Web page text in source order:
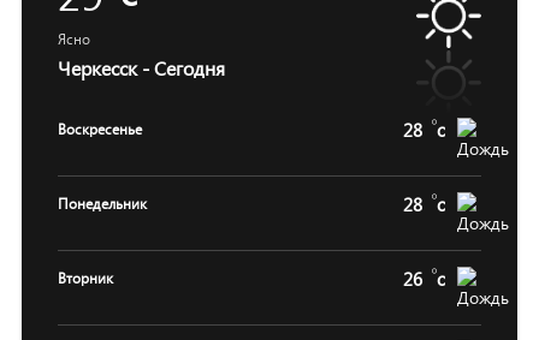
Ясно
Черкесск - Сегодня
Воскресенье 28 c
Понедельник 28 c
Вторник 26 c